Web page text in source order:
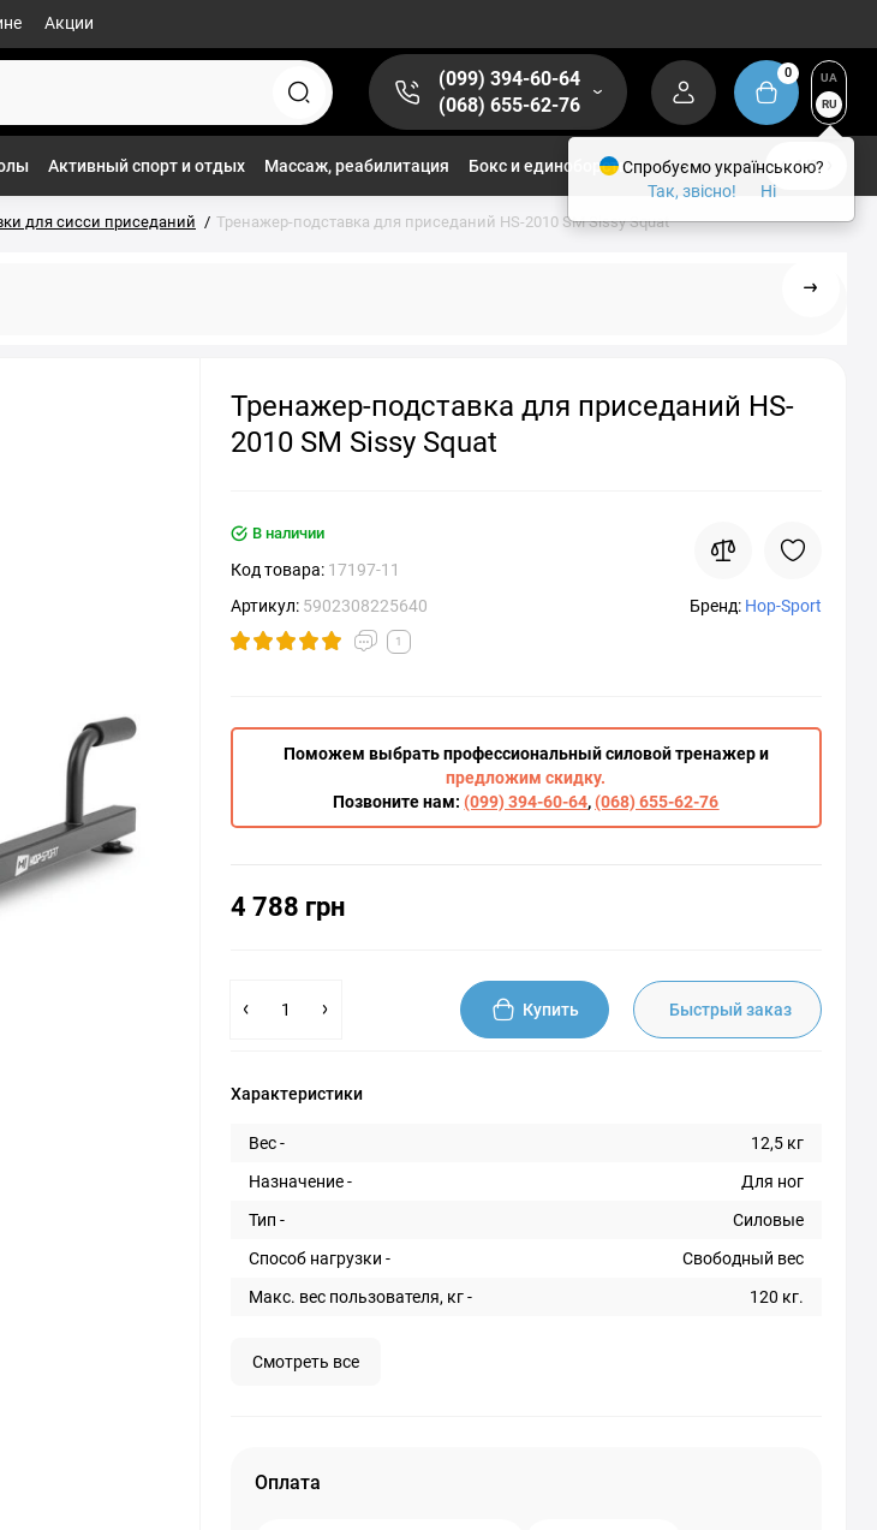
Акции
(099) 394-60-64
(068) 655-62-76
0
UA
RU
Активный спорт и отдых Массаж, реабилитация Бокс и единоборства 1/2
для сисси приседаний Тренажер-подставка для приседаний HS-2010 SM Sissy Squat
Тренажер-подставка для приседаний HS-
2010 SM Sissy Squat
В наличии
Код товара: 17197-11
Артикул: 5902308225640
1
Бренд: Hop-Sport
Поможем выбрать профессиональный силовой тренажер и
предложим скидку.
Позвоните нам:(099) 394-60-64,(068) 655-62-76
4 788 грн
Купить Быстрый заказ
Характеристики
Вес -
12,5 кг
Назначение -
Для ног
Тип -
Силовые
Способ нагрузки -
Свободный вес
Макс. вес пользователя, кг -
120 кг.
Смотреть все
Оплата
Спробуємо українською?
Так, звісно!
Ні